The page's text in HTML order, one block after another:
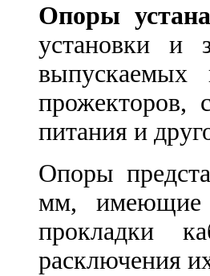
Опоры
установки и
прожекторов,
питания и
Опоры
мм, имеющие
прокладки
расключения